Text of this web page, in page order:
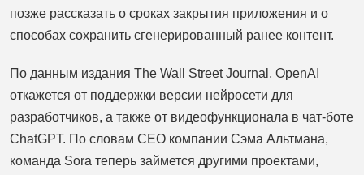
позже рассказать о сроках закрытия приложения и о
способах сохранить сгенерированный ранее контент.
По данным издания The Wall Street Journal, OpenAI
откажется от поддержки версии нейросети для
разработчиков, а также от видеофункционала в чат-боте
ChatGPT. По словам CEO компании Сэма Альтмана,
команда Sora теперь займется другими проектами,